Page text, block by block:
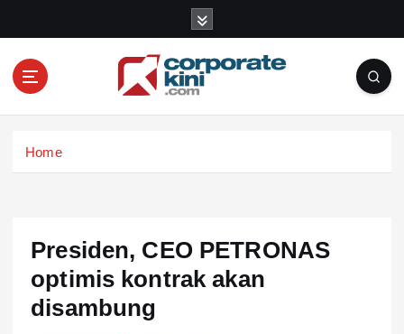
o
Home
Presiden, CEO PETRONAS
optimis kontrak akan
disambung